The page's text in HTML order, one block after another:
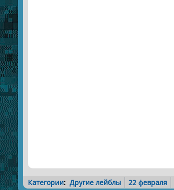
Категории: Другие лейблы 22 февраля